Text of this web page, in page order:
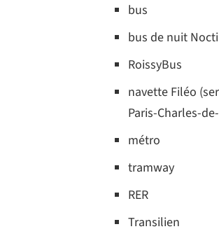
bus
bus de nuit
RoissyBus
navette Filéo
Paris-Charles-
métro
tramway
RER
Transilien